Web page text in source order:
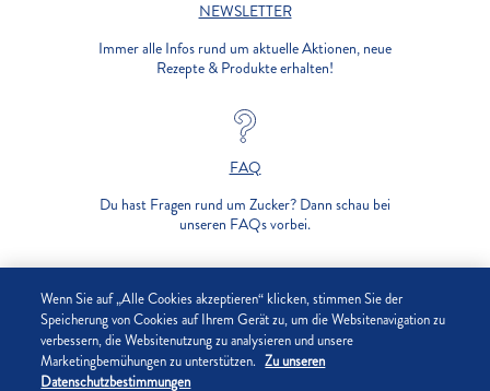
NEWSLETTER
Immer alle Infos rund um aktuelle Aktionen, neue
Rezepte & Produkte erhalten!
FAQ
Du hast Fragen rund um Zucker? Dann schau bei
unseren FAQs vorbei.
UNTERNEHMEN
DATENSCHUTZ
Wenn Sie auf „Alle Cookies akzeptieren“ klicken, stimmen Sie der
Speicherung von Cookies auf Ihrem Gerät zu, um die Websitenavigation zu
verbessern, die Websitenutzung zu analysieren und unsere
Marketingbemühungen zu unterstützen. Zu unseren
Datenschutzbestimmungen